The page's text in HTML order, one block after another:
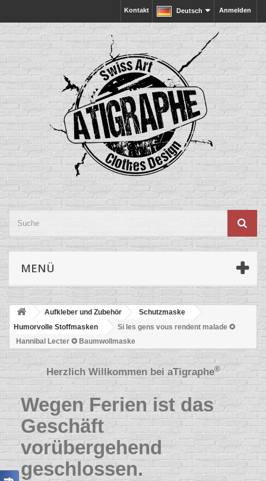
Anmelden
Deutsch
Kontakt
MENÜ
Aufkleber und Zubehör
Schutzmaske
Humorvolle Stoffmasken
Si les gens vous rendent malade ✪
Hannibal Lecter ✪ Baumwollmaske
Herzlich Willkommen beiaTigraphe®
Wegen Ferien ist das
Geschäft
vorübergehend
geschlossen.